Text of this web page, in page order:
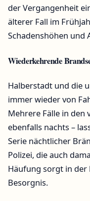
der Vergangenheit
älterer Fall im
Schadenshöhen und
Wiederkehrende
Halberstadt und die
immer wieder von
Mehrere Fälle in den
ebenfalls nachts –
Serie nächtlicher
Polizei, die auch
Häufung sorgt in der
Besorgnis.